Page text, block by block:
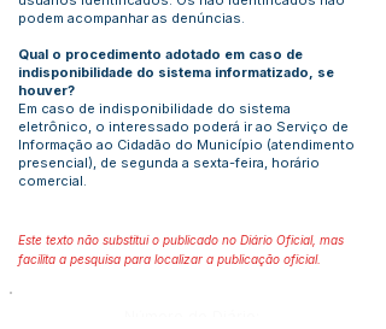
podem acompanhar as denúncias.
Qual o procedimento adotado em caso de
indisponibilidade do sistema informatizado, se
houver?
Em caso de indisponibilidade do sistema
eletrônico, o interessado poderá ir ao Serviço de
Informação ao Cidadão do Município (atendimento
presencial), de segunda a sexta-feira, horário
comercial.
Este texto não substitui o publicado no Diário Oficial, mas
facilita a pesquisa para localizar a publicação oficial.